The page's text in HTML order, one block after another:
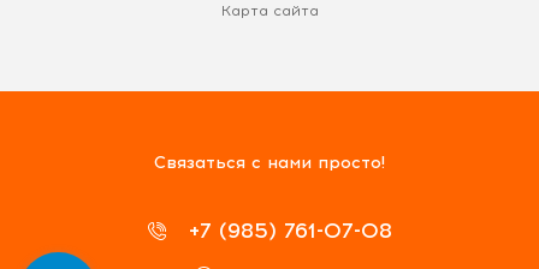
Карта сайта
Связаться с нами просто!
+7 (985) 761-07-08